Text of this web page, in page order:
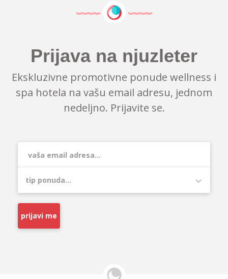
Prijava na njuzleter
Ekskluzivne promotivne ponude wellness i
spa hotela na vašu email adresu, jednom
nedeljno. Prijavite se.
prijavi me